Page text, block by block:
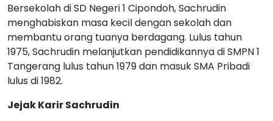
Bersekolah di SD Negeri 1 Cipondoh, Sachrudin
menghabiskan masa kecil dengan sekolah dan
membantu orang tuanya berdagang. Lulus tahun
1975, Sachrudin melanjutkan pendidikannya di SMPN 1
Tangerang lulus tahun 1979 dan masuk SMA Pribadi
lulus di 1982.
Jejak Karir Sachrudin